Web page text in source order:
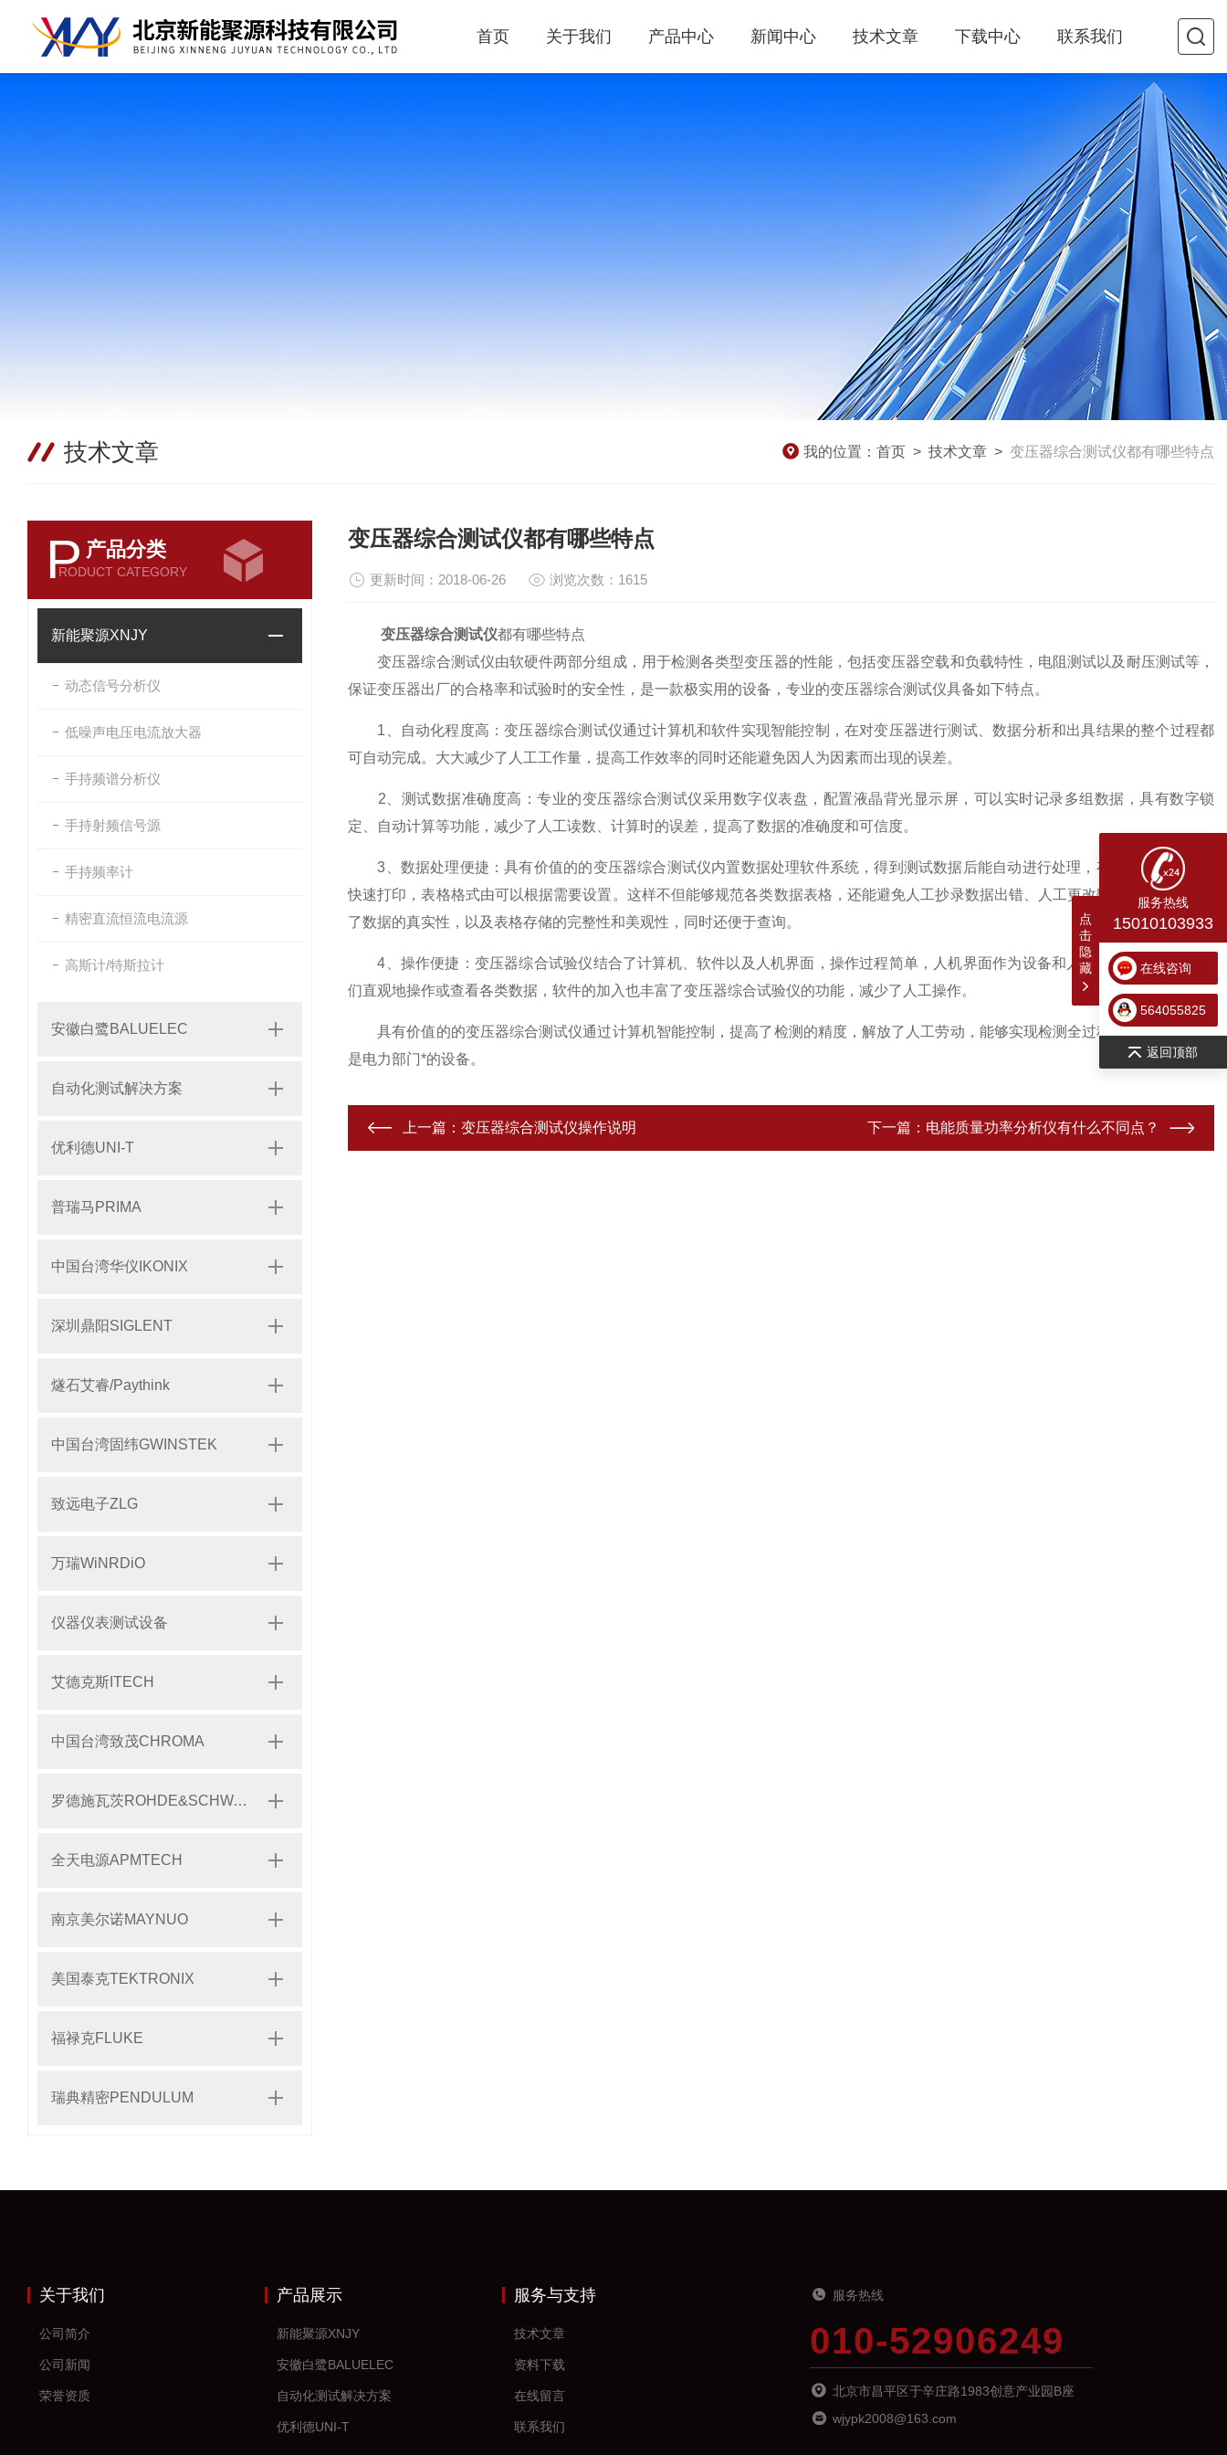
首页 关于我们 产品中心 新闻中心 技术文章 下载中心 联系我们
技术文章 我的位置： 首页 > 技术文章 > 变压器综合测试仪都有哪些特点
P 产品分类
RODUCT CATEGORY
新能聚源XNJY
动态信号分析仪
低噪声电压电流放大器
手持频谱分析仪
手持射频信号源
手持频率计
精密直流恒流电流源
高斯计/特斯拉计
安徽白鹭BALUELEC
自动化测试解决方案
优利德UNI-T
普瑞马PRIMA
中国台湾华仪IKONIX
深圳鼎阳SIGLENT
燧石艾睿/Paythink
中国台湾固纬GWINSTEK
致远电子ZLG
万瑞WiNRDiO
仪器仪表测试设备
艾德克斯ITECH
中国台湾致茂CHROMA
罗德施瓦茨ROHDE&SCHWARZ
全天电源APMTECH
南京美尔诺MAYNUO
美国泰克TEKTRONIX
福禄克FLUKE
瑞典精密PENDULUM
变压器综合测试仪都有哪些特点
更新时间：2018-06-26 浏览次数：1615
变压器综合测试仪都有哪些特点
变压器综合测试仪由软硬件两部分组成，用于检测各类型变压器的性能，包括变压器空载和负载特性，电阻测试以及耐压测试等，
保证变压器出厂的合格率和试验时的安全性，是一款极实用的设备，专业的变压器综合测试仪具备如下特点。
1、自动化程度高：变压器综合测试仪通过计算机和软件实现智能控制，在对变压器进行测试、数据分析和出具结果的整个过程都
可自动完成。大大减少了人工工作量，提高工作效率的同时还能避免因人为因素而出现的误差。
2、测试数据准确度高：专业的变压器综合测试仪采用数字仪表盘，配置液晶背光显示屏，可以实时记录多组数据，具有数字锁
定、自动计算等功能，减少了人工读数、计算时的误差，提高了数据的准确度和可信度。
3、数据处理便捷：具有价值的的变压器综合测试仪内置数据处理软件系统，得到测试数据后能自动进行处理，存储至相应表格后
快速打印，表格格式由可以根据需要设置。这样不但能够规范各类数据表格，还能避免人工抄录数据出错、人工更改数据的现象。保证
了数据的真实性，以及表格存储的完整性和美观性，同时还便于查询。
4、操作便捷：变压器综合试验仪结合了计算机、软件以及人机界面，操作过程简单，人机界面作为设备和人之间的桥梁，能让我
们直观地操作或查看各类数据，软件的加入也丰富了变压器综合试验仪的功能，减少了人工操作。
具有价值的的变压器综合测试仪通过计算机智能控制，提高了检测的精度，解放了人工劳动，能够实现检测全过程的监控和记录，
是电力部门*的设备。
上一篇： 变压器综合测试仪操作说明 下一篇： 电能质量功率分析仪有什么不同点？
关于我们
公司简介
公司新闻
荣誉资质
产品展示
新能聚源XNJY
安徽白鹭BALUELEC
自动化测试解决方案
优利德UNI-T
服务与支持
技术文章
资料下载
在线留言
联系我们
服务热线
010-52906249
北京市昌平区于辛庄路1983创意产业园B座
wjypk2008@163.com
服务热线
15010103933
在线咨询
564055825
返回顶部
点
击
隐
藏